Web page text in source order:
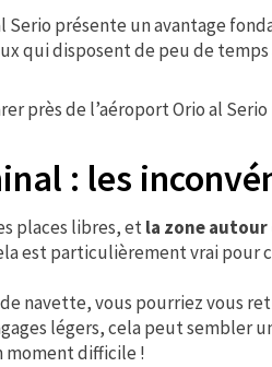
présente un avantage
disposent de peu de
près de l’aéroport Orio al
: les
places libres, etla zone
est particulièrement vrai pour
navette, vous pourriez vous
légers, cela peut sembler
difficile !